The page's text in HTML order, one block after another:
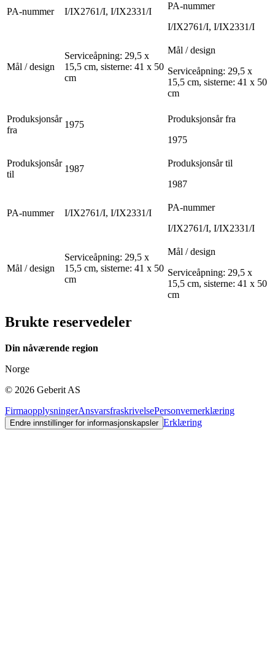
PA-nummer I/IX2761/I, I/IX2331/I
PA-nummer
I/IX2761/I, I/IX2331/I
Mål / design
Serviceåpning: 29,5 x
15,5 cm, sisterne: 41 x 50
cm
Mål / design
Serviceåpning: 29,5 x
15,5 cm, sisterne: 41 x 50
cm
Produksjonsår
fra
1975
Produksjonsår fra
1975
Produksjonsår
til
1987
Produksjonsår til
1987
PA-nummer I/IX2761/I, I/IX2331/I
PA-nummer
I/IX2761/I, I/IX2331/I
Mål / design
Serviceåpning: 29,5 x
15,5 cm, sisterne: 41 x 50
cm
Mål / design
Serviceåpning: 29,5 x
15,5 cm, sisterne: 41 x 50
cm
Brukte reservedeler
Din nåværende region
Norge
© 2026 Geberit AS
FirmaopplysningerAnsvarsfraskrivelsePersonvernerklæring
Endre innstillinger for informasjonskapsler Erklæring